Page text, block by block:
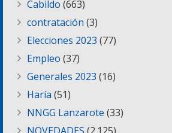
Cabildo (663)
contratación (3)
Elecciones 2023 (77)
Empleo (37)
Generales 2023 (16)
Haría (51)
NNGG Lanzarote (33)